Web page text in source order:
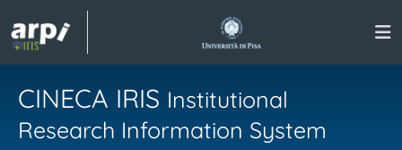
CINECA IRIS Institutional
Research Information System